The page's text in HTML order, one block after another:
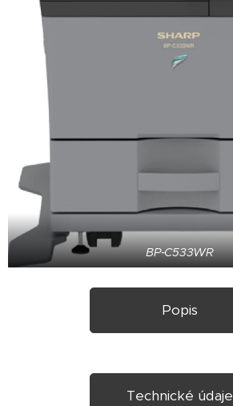
BP-C533WR
Popis
Technické údaje